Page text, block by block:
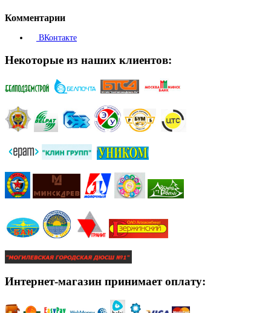
Комментарии
ВКонтакте
Некоторые из наших клиентов:
Интернет-магазин принимает оплату: